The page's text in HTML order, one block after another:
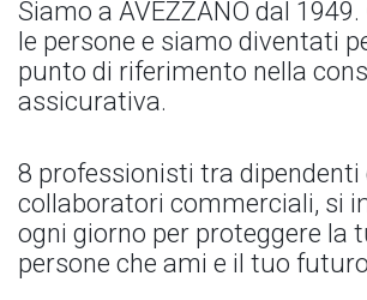
Siamo a AVEZZANO dal
le persone e siamo diventati
punto di riferimento nella
assicurativa.
8 professionisti tra dipendenti
collaboratori commerciali, si
ogni giorno per proteggere la
persone che ami e il tuo